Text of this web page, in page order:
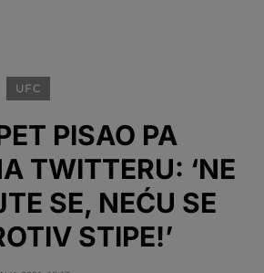
UFC
PISAO PA
TWITTERU: ‘NE
SE, NEĆU SE
STIPE!’